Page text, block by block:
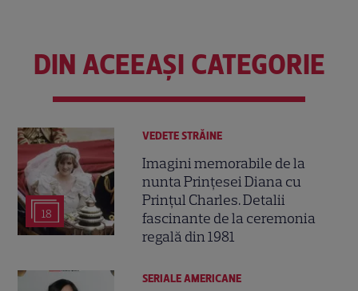
DIN ACEEAȘI CATEGORIE
18
VEDETE STRĂINE
Imagini memorabile de la
nunta Prințesei Diana cu
Prințul Charles. Detalii
fascinante de la ceremonia
regală din 1981
SERIALE AMERICANE